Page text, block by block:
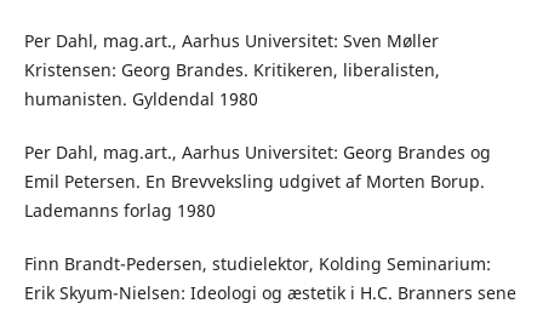
Per Dahl, mag.art., Aarhus Universitet: Sven Møller
Kristensen: Georg Brandes. Kritikeren, liberalisten,
humanisten. Gyldendal 1980
Per Dahl, mag.art., Aarhus Universitet: Georg Brandes og
Emil Petersen. En Brevveksling udgivet af Morten Borup.
Lademanns forlag 1980
Finn Brandt-Pedersen, studielektor, Kolding Seminarium:
Erik Skyum-Nielsen: Ideologi og æstetik i H.C. Branners sene